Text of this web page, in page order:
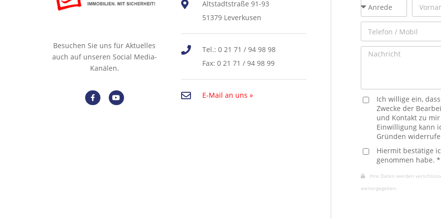
Besuchen Sie uns für Aktuelles
auch auf unseren Social Media-
Kanälen.
Altstadtstraße 91-93
51379 Leverkusen
Tel.: 0 21 71 / 94 98 98
Fax: 0 21 71 / 94 98 99
E-Mail an uns »
Ich willige ein,
Zwecke der
und Kontakt zu
Einwilligung kann
Gründen
Hiermit bestätige
genommen habe. *
Ihre Daten werden
weitergegeben.